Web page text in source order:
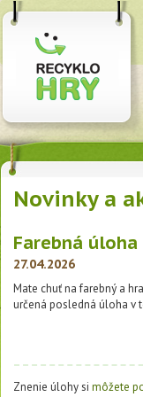
Novinky a
Farebná
27.04.2026
Mate chuť na farebný a
určená posledná úloha v
Znenie úlohy simôžete